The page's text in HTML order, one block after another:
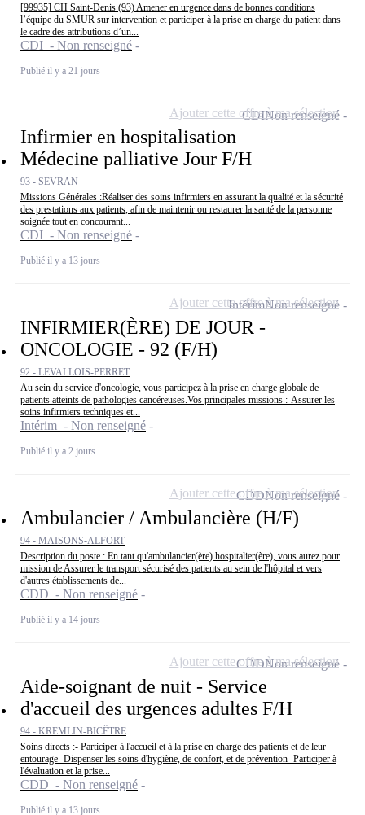
[99935] CH Saint-Denis (93) Amener en urgence dans de bonnes conditions
l’équipe du SMUR sur intervention et participer à la prise en charge du patient dans
le cadre des attributions d’un...
CDI - Non renseigné
Publié il y a 21 jours
Infirmier en hospitalisation
Médecine palliative Jour F/H
93 - SEVRAN
Missions Générales :Réaliser des soins infirmiers en assurant la qualité et la sécurité
des prestations aux patients, afin de maintenir ou restaurer la santé de la personne
soignée tout en concourant...
CDI - Non renseigné
Publié il y a 13 jours
CDINon renseigné
Ajouter cette offre à ma sélection
INFIRMIER(ÈRE) DE JOUR -
ONCOLOGIE - 92 (F/H)
92 - LEVALLOIS-PERRET
Au sein du service d'oncologie, vous participez à la prise en charge globale de
patients atteints de pathologies cancéreuses.Vos principales missions :-Assurer les
soins infirmiers techniques et...
Intérim - Non renseigné
Publié il y a 2 jours
IntérimNon renseigné
Ajouter cette offre à ma sélection
Ambulancier / Ambulancière (H/F)
94 - MAISONS-ALFORT
Description du poste : En tant qu'ambulancier(ère) hospitalier(ère), vous aurez pour
mission de Assurer le transport sécurisé des patients au sein de l'hôpital et vers
d'autres établissements de...
CDD - Non renseigné
Publié il y a 14 jours
CDDNon renseigné
Ajouter cette offre à ma sélection
Aide-soignant de nuit - Service
d'accueil des urgences adultes F/H
94 - KREMLIN-BICÊTRE
Soins directs :- Participer à l'accueil et à la prise en charge des patients et de leur
entourage- Dispenser les soins d'hygiène, de confort, et de prévention- Participer à
l'évaluation et la prise...
CDD - Non renseigné
Publié il y a 13 jours
CDDNon renseigné
Ajouter cette offre à ma sélection